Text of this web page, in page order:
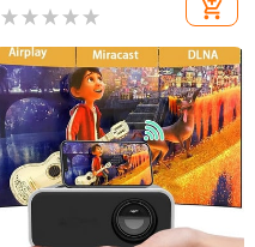
add_shopping_cart